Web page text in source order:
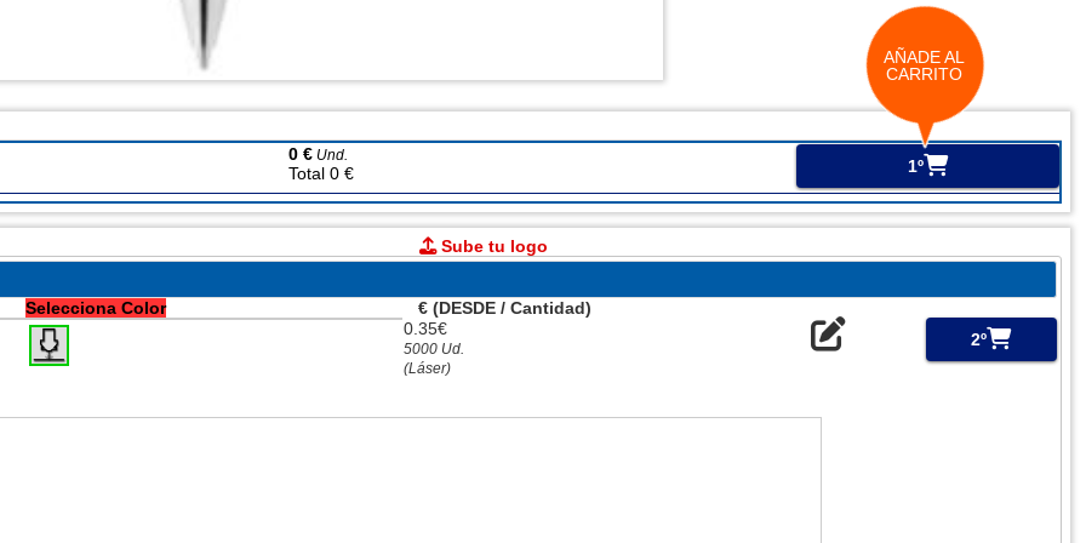
0 €Und.
Total 0 € 1º
Sube tu logo
Selecciona Color
€ (DESDE / Cantidad)
0.35€
5000 Ud.
(Láser)
2º
AÑADE AL
CARRITO